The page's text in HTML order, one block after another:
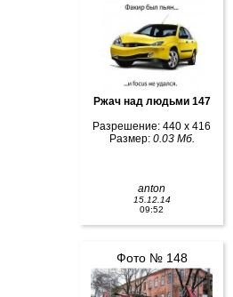
Ржач над людьми 147
Разрешение: 440 x 416
Размер: 0.03 Мб.
anton
15.12.14
09:52
Фото № 148